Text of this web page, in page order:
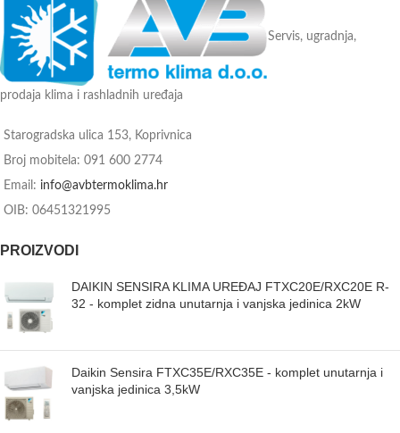
Servis, ugradnja,
prodaja klima i rashladnih uređaja
Starogradska ulica 153, Koprivnica
Broj mobitela: 091 600 2774
Email: info@avbtermoklima.hr
OIB: 06451321995
PROIZVODI
DAIKIN SENSIRA KLIMA UREĐAJ FTXC20E/RXC20E R-
32 - komplet zidna unutarnja i vanjska jedinica 2kW
Daikin Sensira FTXC35E/RXC35E - komplet unutarnja i
vanjska jedinica 3,5kW